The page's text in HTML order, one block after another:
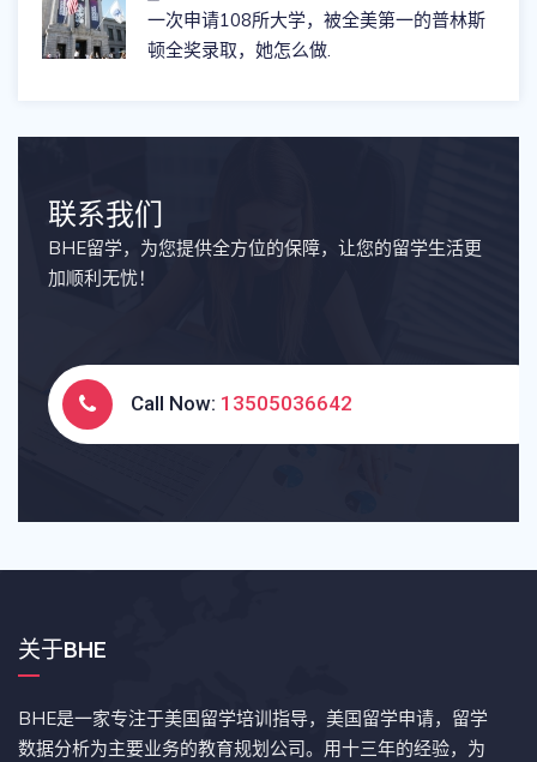
一次申请108所大学，被全美第一的普林斯
顿全奖录取，她怎么做.
联系我们
BHE留学，为您提供全方位的保障，让您的留学生活更
加顺利无忧！
Call Now: 13505036642
关于BHE
BHE是一家专注于美国留学培训指导，美国留学申请，留学
数据分析为主要业务的教育规划公司。用十三年的经验，为